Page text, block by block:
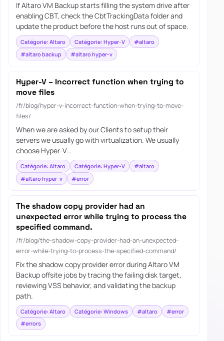
If Altaro VM Backup starts filling the system drive after
enabling CBT, check the CbtTrackingData folder and
update the product before the host runs out of space.
Catégorie: Altaro Catégorie: Hyper-V
#altaro
#altaro backup
#altaro hyper-v
Hyper-V – Incorrect function when trying to
move files
/fr/blog/hyper-v-incorrect-function-when-trying-to-move-
files/
When we are asked by our Clients to setup their
servers we usually go with virtualization. We usually
choose Hyper-V…
Catégorie: Altaro Catégorie: Hyper-V
#altaro
#altaro hyper-v
#error
The shadow copy provider had an
unexpected error while trying to process the
specified command.
/fr/blog/the-shadow-copy-provider-had-an-unexpected-
error-while-trying-to-process-the-specified-command/
Fix the shadow copy provider error during Altaro VM
Backup offsite jobs by tracing the failing disk target,
reviewing VSS behavior, and validating the backup
path.
Catégorie: Altaro Catégorie: Windows #altaro
#error
#errors